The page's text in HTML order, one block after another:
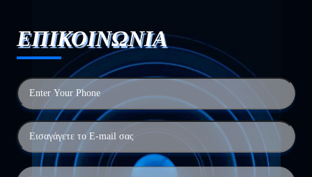
ΕΠΙΚΟΙΝΩΝΙΑ